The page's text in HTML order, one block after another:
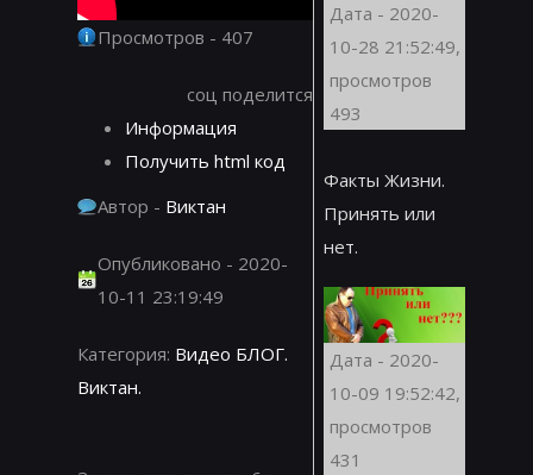
Просмотров - 407
соц поделится
Информация
Получить html код
Автор - Виктан
Опубликовано - 2020-
10-11 23:19:49
Категория: Видео БЛОГ.
Виктан.
Дата - 2020-
10-28 21:52:49,
просмотров
493
Факты Жизни.
Принять или
нет.
Дата - 2020-
10-09 19:52:42,
просмотров
431